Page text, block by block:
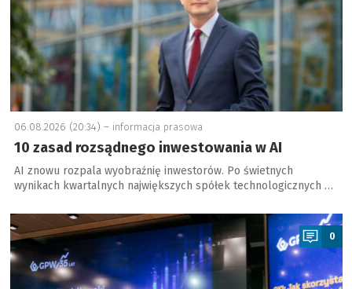
06.08.2026 (20:34) – informacja prasowa
10 zasad rozsądnego inwestowania w AI
AI znowu rozpala wyobraźnię inwestorów. Po świetnych
wynikach kwartalnych największych spółek technologicznych …
a
0